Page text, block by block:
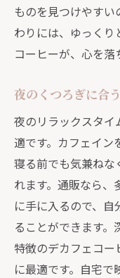
ものを見つけやす
わりには、ゆっく
コーヒーが、心を落
夜のくつろぎに合
夜のリラックスタイ
適です。カフェイン
寝る前でも気兼ねな
れます。通販なら
に手に入るので、
ることができます
特徴のデカフェコ
に最適です。自宅